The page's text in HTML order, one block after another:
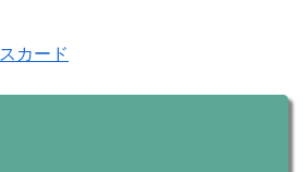
カード